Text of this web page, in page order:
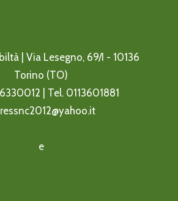
| Via Lesegno, 69/I - 10136
Torino (TO)
| Tel. 0113601881
e